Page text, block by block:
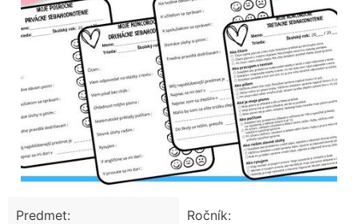
Predmet:
Ročník: